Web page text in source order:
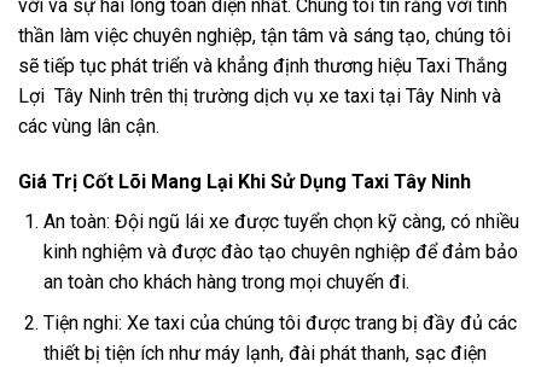
vời và sự hài lòng toàn diện nhất. Chúng tôi tin rằng với tinh
thần làm việc chuyên nghiệp, tận tâm và sáng tạo, chúng tôi
sẽ tiếp tục phát triển và khẳng định thương hiệu Taxi Thắng
Lợi Tây Ninh trên thị trường dịch vụ xe taxi tại Tây Ninh và
các vùng lân cận.
Giá Trị Cốt Lõi Mang Lại Khi Sử Dụng Taxi Tây Ninh
An toàn: Đội ngũ lái xe được tuyển chọn kỹ càng, có nhiều
kinh nghiệm và được đào tạo chuyên nghiệp để đảm bảo
an toàn cho khách hàng trong mọi chuyến đi.
Tiện nghi: Xe taxi của chúng tôi được trang bị đầy đủ các
thiết bị tiện ích như máy lạnh, đài phát thanh, sạc điện